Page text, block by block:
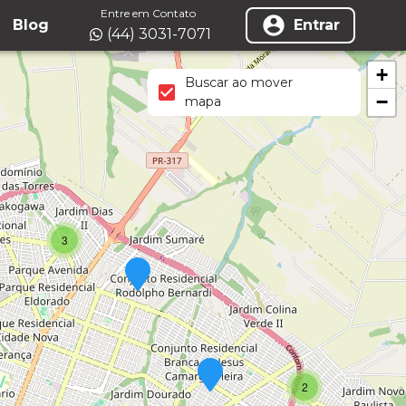
Blog
Entre em Contato
(44) 3031-7071 Entrar
2
3
+
−
Buscar ao mover
mapa